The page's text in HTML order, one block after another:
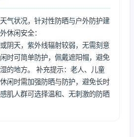
气状况，针对性防晒与户外防护建
休闲安全：
阴天，紫外线辐射较弱，无需刻意
时可简单防护，佩戴遮阳帽，避免
的地方。 补充提示：老人、儿童
闲时需加强防晒与防护，避免长时
肌人群可选择温和、无刺激的防晒